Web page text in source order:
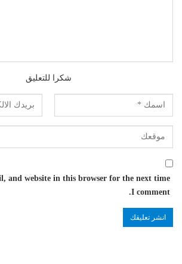
شكرا للتعليق
and website in this browser for the next time
I comment.